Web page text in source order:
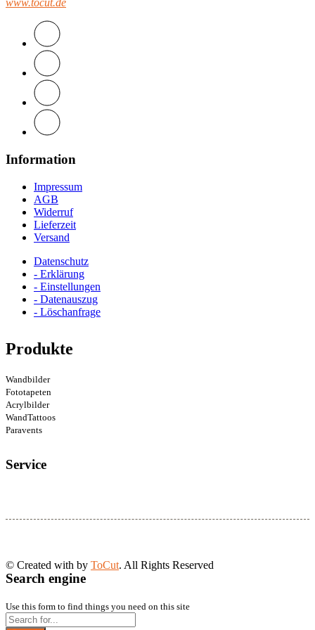
www.tocut.de
Information
Impressum
AGB
Widerruf
Lieferzeit
Versand
Datenschutz
- Erklärung
- Einstellungen
- Datenauszug
- Löschanfrage
Produkte
Wandbilder
Fototapeten
Acrylbilder
WandTattoos
Paravents
Service
© Created with by ToCut. All Rights Reserved
Search engine
Use this form to find things you need on this site